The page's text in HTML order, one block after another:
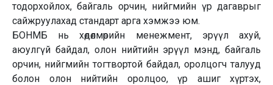
тодорхойлох, байгаль орчин, нийгмийн үр дагаврыг
сайжруулахад стандарт арга хэмжээ юм.
БОНМБ нь хөдөлмөрийн менежмент, эрүүл ахуй,
аюулгүй байдал, олон нийтийн эрүүл мэнд, байгаль
орчин, нийгмийн тогтвортой байдал, оролцогч талууд
болон олон нийтийн оролцоо, үр ашиг хүртэх,